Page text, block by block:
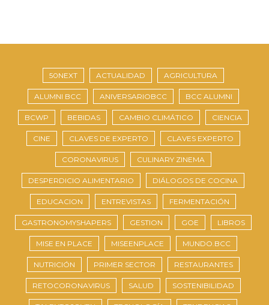
50NEXT ACTUALIDAD AGRICULTURA
ALUMNI BCC ANIVERSARIOBCC BCC ALUMNI
BCWP BEBIDAS CAMBIO CLIMÁTICO CIENCIA
CINE CLAVES DE EXPERTO CLAVES EXPERTO
CORONAVIRUS CULINARY ZINEMA
DESPERDICIO ALIMENTARIO DIÁLOGOS DE COCINA
EDUCACION ENTREVISTAS FERMENTACIÓN
GASTRONOMYSHAPERS GESTION GOE LIBROS
MISE EN PLACE MISEENPLACE MUNDO.BCC
NUTRICIÓN PRIMER SECTOR RESTAURANTES
RETOCORONAVIRUS SALUD SOSTENIBILIDAD